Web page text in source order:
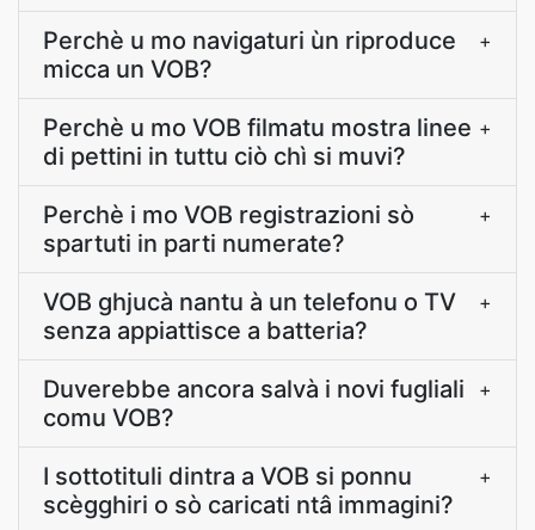
Perchè u mo navigaturi ùn riproduce
micca un VOB?
+
Perchè u mo VOB filmatu mostra linee
di pettini in tuttu ciò chì si muvi?
+
Perchè i mo VOB registrazioni sò
spartuti in parti numerate?
+
VOB ghjucà nantu à un telefonu o TV
senza appiattisce a batteria?
+
Duverebbe ancora salvà i novi fugliali
comu VOB?
+
I sottotituli dintra a VOB si ponnu
scègghiri o sò caricati ntâ immagini?
+